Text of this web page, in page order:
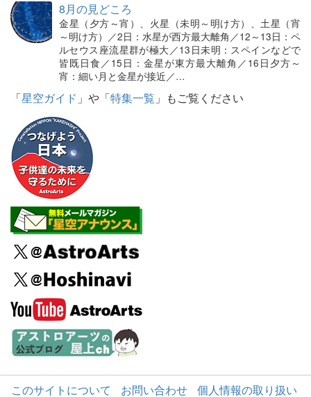
8月の見どころ
金星（夕方～宵）、火星（未明～明け方）、土星（宵
～明け方）／2日：水星が西方最大離角／12～13日：ペ
ルセウス座流星群が極大／13日未明：スペインなどで
皆既日食／15日：金星が東方最大離角／16日夕方～
宵：細い月と金星が接近／…
「星空ガイド 」や「特集一覧 」もご覧ください
このサイトについて お問い合わせ 個人情報の取り扱い